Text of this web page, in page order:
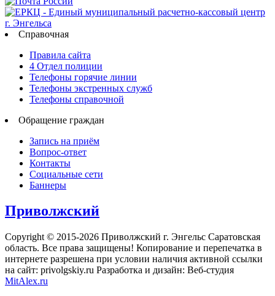
Справочная
Правила сайта
4 Отдел полиции
Телефоны горячие линии
Телефоны экстренных служб
Телефоны справочной
Обращение граждан
Запись на приём
Вопрос-ответ
Контакты
Социальные сети
Баннеры
Приволжский
Copyright © 2015-2026 Приволжский г. Энгельс Саратовская
область. Все права защищены! Копирование и перепечатка в
интернете разрешена при условии наличия активной ссылки
на сайт: privolgskiy.ru Разработка и дизайн: Веб-студия
MitAlex.ru